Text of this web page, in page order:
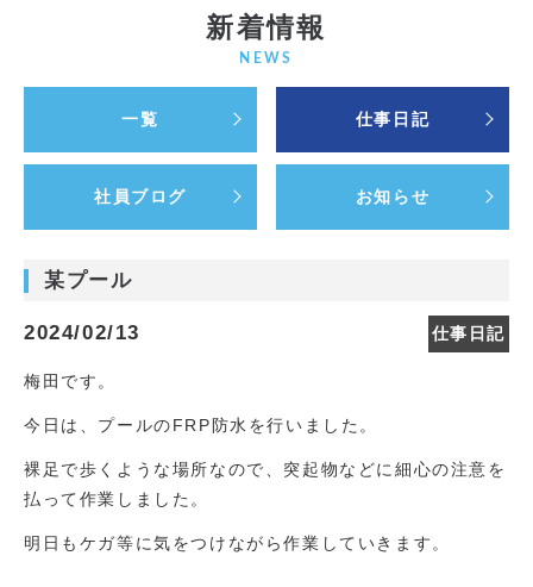
新着情報
NEWS
一覧 仕事日記
社員ブログ お知らせ
某プール
2024/02/13 仕事日記
梅田です。
今日は、プールのFRP防水を行いました。
裸足で歩くような場所なので、突起物などに細心の注意を
払って作業しました。
明日もケガ等に気をつけながら作業していきます。